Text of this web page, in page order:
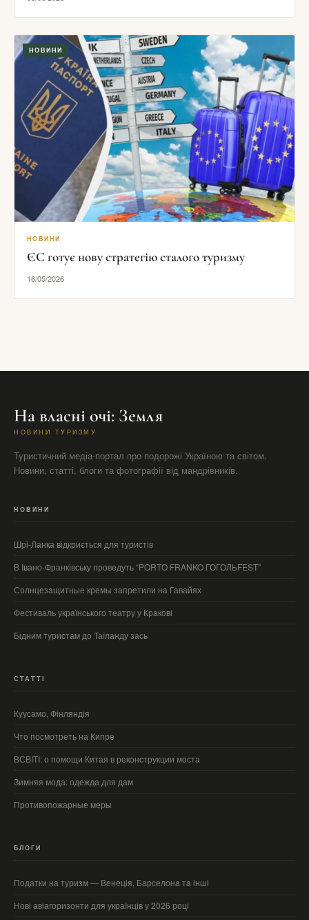
НОВИНИ
НОВИНИ
ЄС готує нову стратегію сталого туризму
16/05/2026
На власні очі: Земля
НОВИНИ ТУРИЗМУ
Туристичний медіа-портал про подорожі Україною та світом.
Новини, статті, блоги та фотографії від мандрівників.
НОВИНИ
Шрі-Ланка відкриється для туристів
В Івано-Франківську проведуть “PORTO FRANKO ГОГОЛЬFEST”
Солнцезащитные кремы запретили на Гавайях
Фестиваль українського театру у Кракові
Бідним туристам до Таїланду зась
СТАТТІ
Куусамо, Фінляндія
Что посмотреть на Кипре
ВСВIТI: о помощи Китая в реконструкции моста
Зимняя мода: одежда для дам
Противопожарные меры
БЛОГИ
Податки на туризм — Венеція, Барселона та інші
Нові авіагоризонти для українців у 2026 році